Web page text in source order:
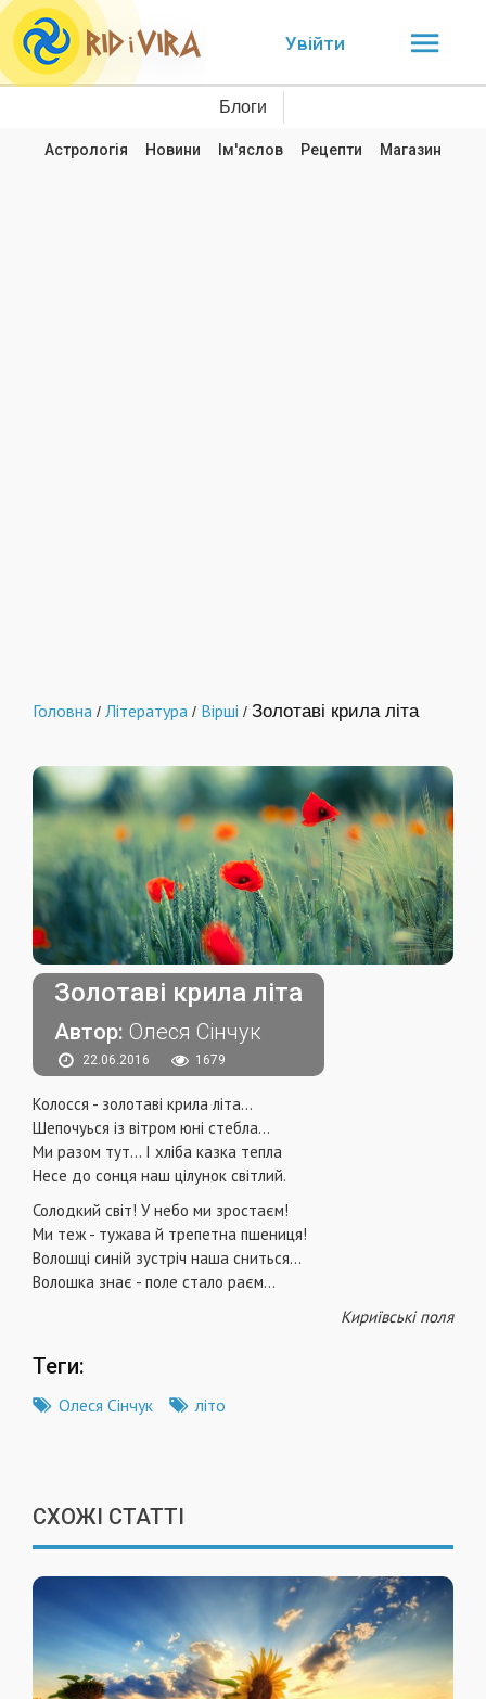
Увійти
Блоги
Астрологія Новини Ім'яслов Рецепти Магазин
Головна / Література / Вірші / Золотаві крила літа
Золотаві крила літа
Автор: Олеся Сінчук
22.06.2016 1679
Колосся - золотаві крила літа...
Шепочуься із вітром юні стебла...
Ми разом тут... І хліба казка тепла
Несе до сонця наш цілунок світлий.
Солодкий світ! У небо ми зростаєм!
Ми теж - тужава й трепетна пшениця!
Волошці синій зустріч наша сниться...
Волошка знає - поле стало раєм...
Кириївські поля
Теги:
Олеся Сінчук літо
СХОЖІ СТАТТІ